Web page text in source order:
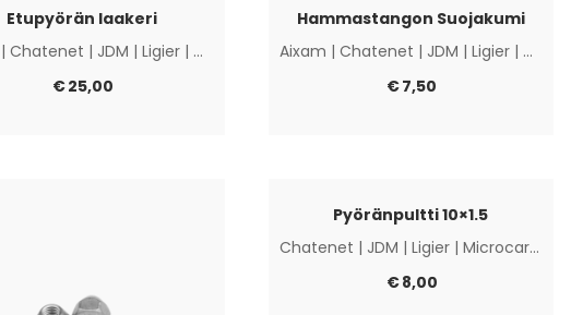
Etupyörän laakeri
| Chatenet | JDM | Ligier | Microcar
Muut
€25,00
Hammastangon Suojakumi
Aixam | Chatenet | JDM | Ligier|
€7,50
Pyöränpultti 10×1.5
Chatenet | JDM | Ligier| Microcar|
€8,00